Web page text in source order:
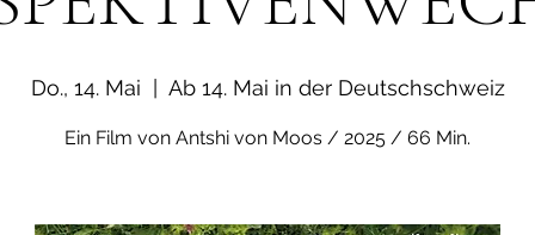
Do., 14. Mai Ab 14. Mai in der Deutschschweiz
Ein Film von Antshi von Moos / 2025 / 66 Min.